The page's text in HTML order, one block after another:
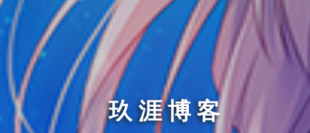
玖涯博客